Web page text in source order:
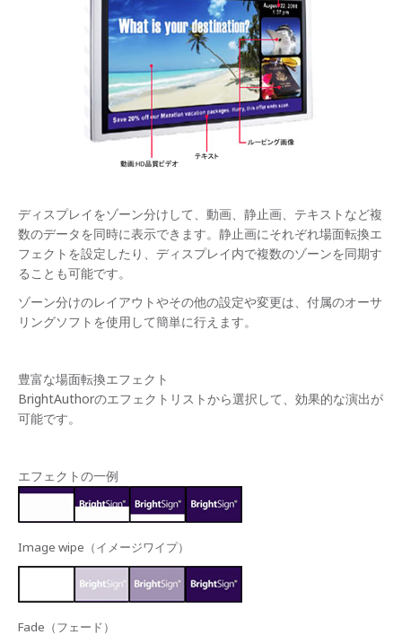
ディスプレイをゾーン分けして、動画、静止画、テキストなど複
数のデータを同時に表示できます。静止画にそれぞれ場面転換エ
フェクトを設定したり、ディスプレイ内で複数のゾーンを同期す
ることも可能です。
ゾーン分けのレイアウトやその他の設定や変更は、付属のオーサ
リングソフトを使用して簡単に行えます。
豊富な場面転換エフェクト
BrightAuthorのエフェクトリストから選択して、効果的な演出が
可能です。
エフェクトの一例
Image wipe（イメージワイプ）
Fade（フェード）